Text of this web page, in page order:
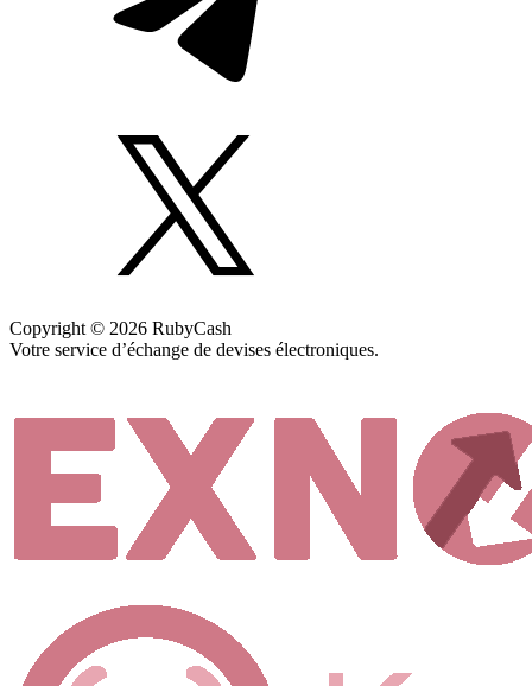
Copyright © 2026 RubyCash
Votre service d’échange de devises électroniques.